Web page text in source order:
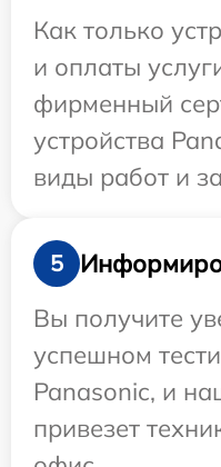
Как только
и оплаты
фирменный
устройства
виды работ и
5
Вы получите
успешном
Panasonic, и
привезет